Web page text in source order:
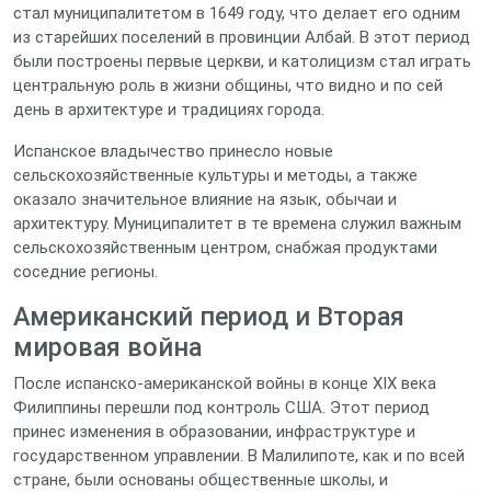
стал муниципалитетом в 1649 году, что делает его одним
из старейших поселений в провинции Албай. В этот период
были построены первые церкви, и католицизм стал играть
центральную роль в жизни общины, что видно и по сей
день в архитектуре и традициях города.
Испанское владычество принесло новые
сельскохозяйственные культуры и методы, а также
оказало значительное влияние на язык, обычаи и
архитектуру. Муниципалитет в те времена служил важным
сельскохозяйственным центром, снабжая продуктами
соседние регионы.
Американский период и Вторая
мировая война
После испанско-американской войны в конце XIX века
Филиппины перешли под контроль США. Этот период
принес изменения в образовании, инфраструктуре и
государственном управлении. В Малилипоте, как и по всей
стране, были основаны общественные школы, и